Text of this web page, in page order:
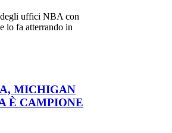
uffici NBA con
lo fa atterrando in
MICHIGAN
È CAMPIONE